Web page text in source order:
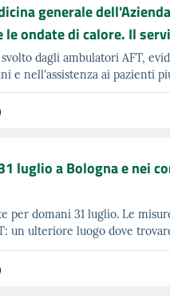
generale
ondate di calore. Il
dagli ambulatori AFT,
e nell'assistenza ai pazienti
luglio a Bologna e nei
per domani 31 luglio. Le
un ulteriore luogo dove